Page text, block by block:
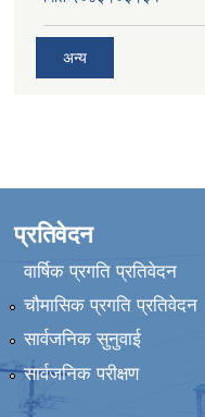
अन्य
प्रतिवेदन
वार्षिक प्रगति प्रतिवेदन
चौमासिक प्रगति प्रतिवेदन
सार्वजनिक सुनुवाई
सार्वजनिक परीक्षण